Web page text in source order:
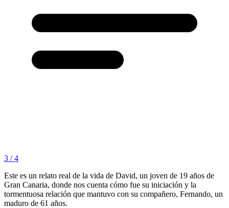
3 / 4
Este es un relato real de la vida de David, un joven de 19 años de
Gran Canaria, donde nos cuenta cómo fue su iniciación y la
tormentuosa relación que mantuvo con su compañero, Fernando, un
maduro de 61 años.